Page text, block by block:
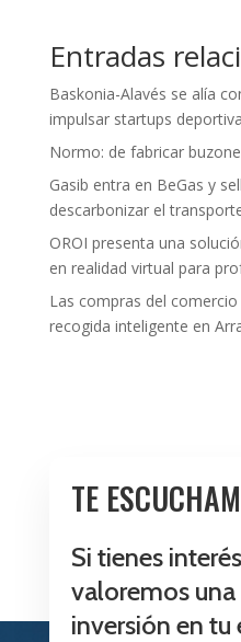
Entradas
Baskonia-Alavés se alía
impulsar startups
Normo: de fabricar
Gasib entra en BeGas y
descarbonizar el
OROI presenta una
en realidad virtual para
Las compras del
recogida inteligente en
TE
Si tienes
valoremos
inversión en tu